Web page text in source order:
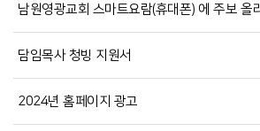
남원영광교회 스마트요람(휴대폰) 에 주보 올
담임목사 청빙 지원서
2024년 홈페이지 광고